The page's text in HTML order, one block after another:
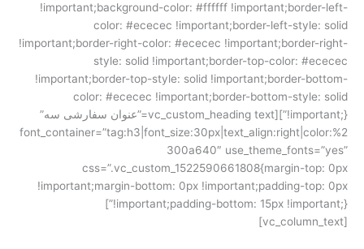
!important;background-color: #ffffff !important;border-left-
color: #ececec !important;border-left-style: solid
!important;border-right-color: #ececec !important;border-right-
style: solid !important;border-top-color: #ececec
!important;border-top-style: solid !important;border-bottom-
color: #ececec !important;border-bottom-style: solid
!important;}”][vc_custom_heading text=”عنوان سفارشی سه”
font_container=”tag:h3|font_size:30px|text_align:right|color:%2
300a640″ use_theme_fonts=”yes”
css=”.vc_custom_1522590661808{margin-top: 0px
!important;margin-bottom: 0px !important;padding-top: 0px
!important;padding-bottom: 15px !important;}”]
[vc_column_text]